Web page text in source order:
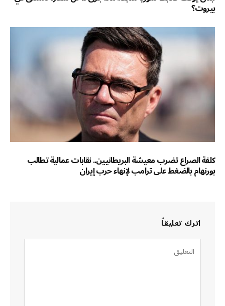
بيروت؟
كلفة الصراع تضرب معيشة البريطانيين.. نقابات عمالية تطالب
بورنهام بالضغط على ترامب لإنهاء حرب إيران
اترك تعليقاً